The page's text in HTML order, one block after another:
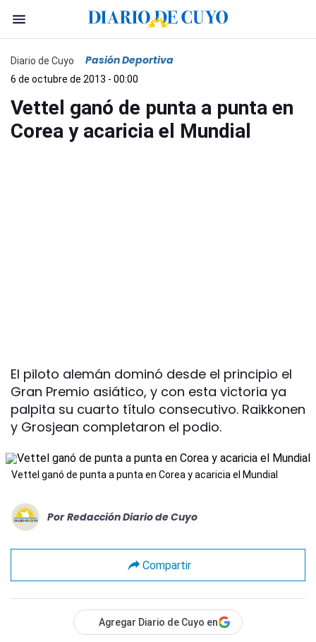
Diario de Cuyo Pasión Deportiva
6 de octubre de 2013 - 00:00
Vettel ganó de punta a punta en
Corea y acaricia el Mundial
El piloto alemán dominó desde el principio el
Gran Premio asiático, y con esta victoria ya
palpita su cuarto título consecutivo. Raikkonen
y Grosjean completaron el podio.
Vettel ganó de punta a punta en Corea y acaricia el Mundial
Por Redacción Diario de Cuyo
Compartir
Agregar Diario de Cuyo en